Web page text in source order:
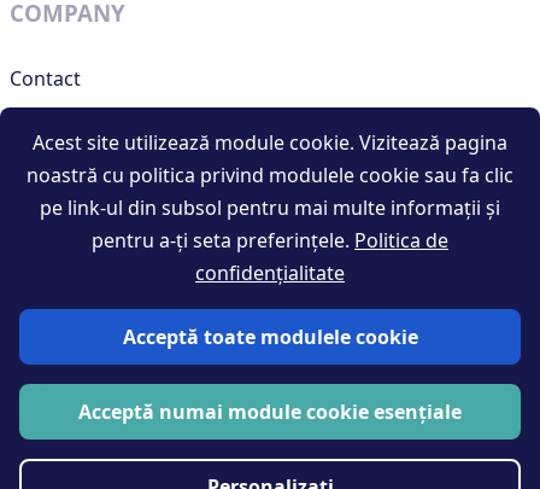
COMPANY
Contact
RESOURCES
Terms and conditions
Privacy policy
Blog
Acest site utilizează module cookie. Vizitează pagina
noastră cu politica privind modulele cookie sau fa clic
pe link-ul din subsol pentru mai multe informații și
pentru a-ți seta preferințele. Politica de
confidențialitate
Acceptă toate modulele cookie
Acceptă numai module cookie esențiale